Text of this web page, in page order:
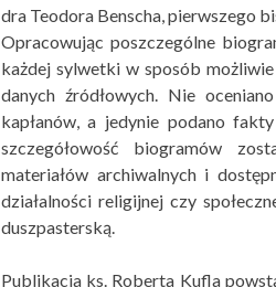
dra Teodora Benscha, pierwszego
Opracowując poszczególne
każdej sylwetki w sposób
danych źródłowych. Nie
kapłanów, a jedynie podano
szczegółowość biogramów
materiałów archiwalnych i
działalności religijnej czy
duszpasterską.
Publikacja ks. Roberta Kufla